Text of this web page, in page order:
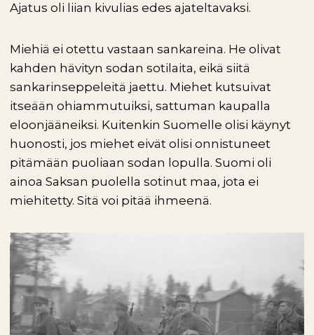
Ajatus oli liian kivulias edes ajateltavaksi.
Miehiä ei otettu vastaan sankareina. He olivat
kahden hävityn sodan sotilaita, eikä siitä
sankarinseppeleitä jaettu. Miehet kutsuivat
itseään ohiammutuiksi, sattuman kaupalla
eloonjääneiksi. Kuitenkin Suomelle olisi käynyt
huonosti, jos miehet eivät olisi onnistuneet
pitämään puoliaan sodan lopulla. Suomi oli
ainoa Saksan puolella sotinut maa, jota ei
miehitetty. Sitä voi pitää ihmeenä.